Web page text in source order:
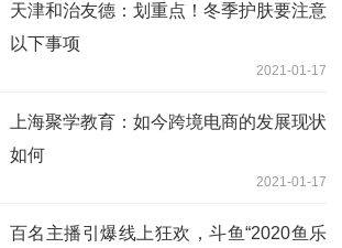
天津和治友德：划重点！冬季护肤要注意
以下事项
2021-01-17
上海聚学教育：如今跨境电商的发展现状
如何
2021-01-17
百名主播引爆线上狂欢，斗鱼“2020鱼乐